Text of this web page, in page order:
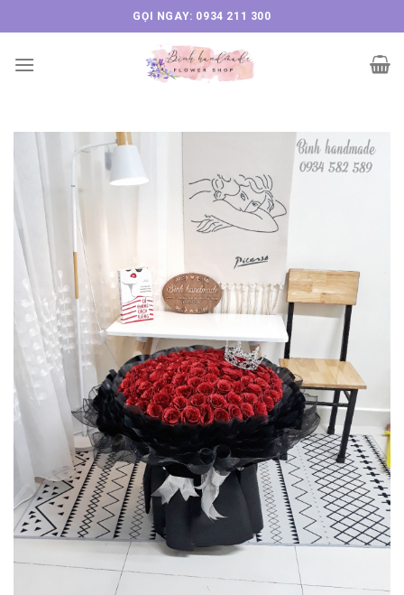
to
content
GỌI NGAY: 0934 211 300